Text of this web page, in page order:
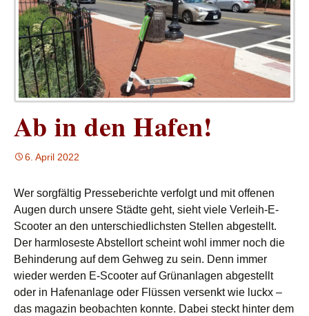
Ab in den Hafen!
6. April 2022
Wer sorgfältig Presseberichte verfolgt und mit offenen
Augen durch unsere Städte geht, sieht viele Verleih-E-
Scooter an den unterschiedlichsten Stellen abgestellt.
Der harmloseste Abstellort scheint wohl immer noch die
Behinderung auf dem Gehweg zu sein. Denn immer
wieder werden E-Scooter auf Grünanlagen abgestellt
oder in Hafenanlage oder Flüssen versenkt wie luckx –
das magazin beobachten konnte. Dabei steckt hinter dem